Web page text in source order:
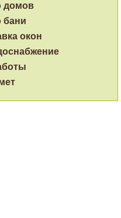
домов
бани
окон